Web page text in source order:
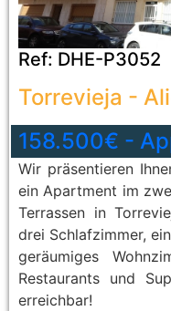
Ref: DHE-P3052
Torrevieja -
158.500€ -
Wir präsentieren
ein Apartment im
Terrassen in
drei Schlafzimmer,
geräumiges
Restaurants und
erreichbar!